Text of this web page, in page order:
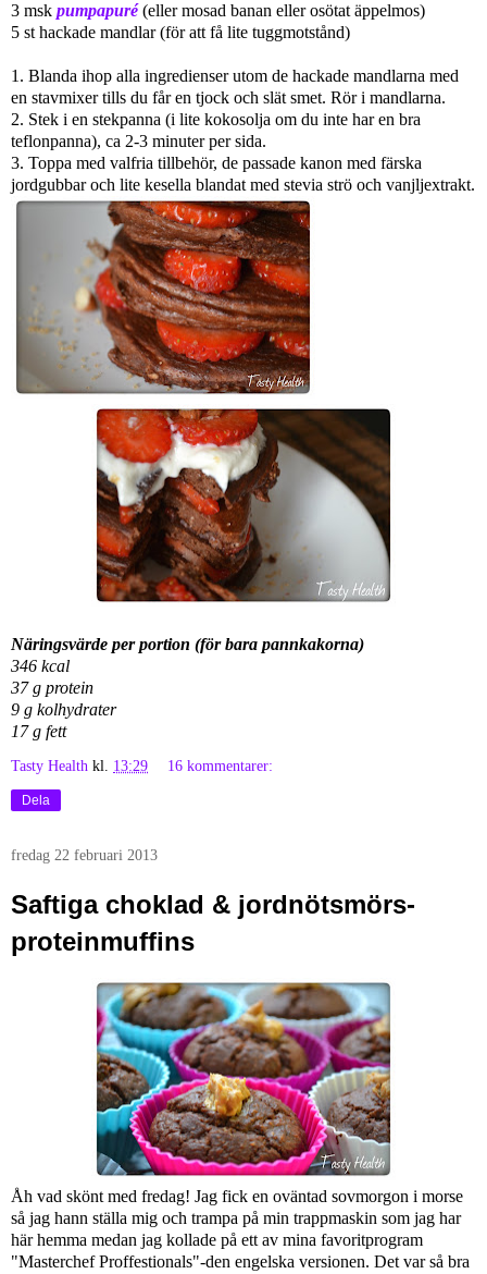
3 msk pumpapuré (eller mosad banan eller osötat äppelmos)
5 st hackade mandlar (för att få lite tuggmotstånd)
1. Blanda ihop alla ingredienser utom de hackade mandlarna med
en stavmixer tills du får en tjock och slät smet. Rör i mandlarna.
2. Stek i en stekpanna (i lite kokosolja om du inte har en bra
teflonpanna), ca 2-3 minuter per sida.
3. Toppa med valfria tillbehör, de passade kanon med färska
jordgubbar och lite kesella blandat med stevia strö och vanjljextrakt.
Näringsvärde per portion (för bara pannkakorna)
346 kcal
37 g protein
9 g kolhydrater
17 g fett
Tasty Health kl. 13:29 16 kommentarer:
Dela
fredag 22 februari 2013
Saftiga choklad & jordnötsmörs-
proteinmuffins
Åh vad skönt med fredag! Jag fick en oväntad sovmorgon i morse
så jag hann ställa mig och trampa på min trappmaskin som jag har
här hemma medan jag kollade på ett av mina favoritprogram
"Masterchef Proffestionals"-den engelska versionen. Det var så bra